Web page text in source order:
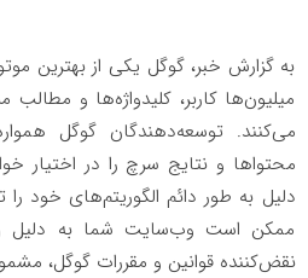
به گزارش خبر، گوگل یکی از بهترین
میلیون‌ها کاربر، کلیدواژه‌ها و
می‌کنند. توسعه‌دهندگان گوگل
محتواها و نتایج سرچ را در اختیار
دلیل به طور دائم الگوریتم‌های خود
ممکن است وب‌سایت شما به دلیل
نقض‌کننده قوانین و مقررات گوگل،